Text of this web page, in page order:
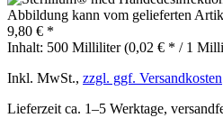
Abbildung kann vom gelieferten
9,80 € *
Inhalt: 500 Milliliter (0,02 € * / 1
Inkl. MwSt., zzgl. ggf. Versandkosten
Lieferzeit ca. 1–5 Werktage,